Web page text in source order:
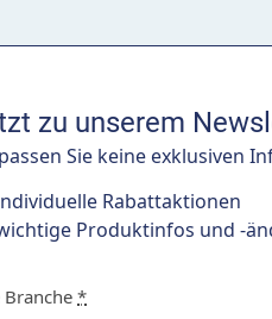
zu unserem
Sie keine exklusiven
Rabattaktionen
Produktinfos und -
*